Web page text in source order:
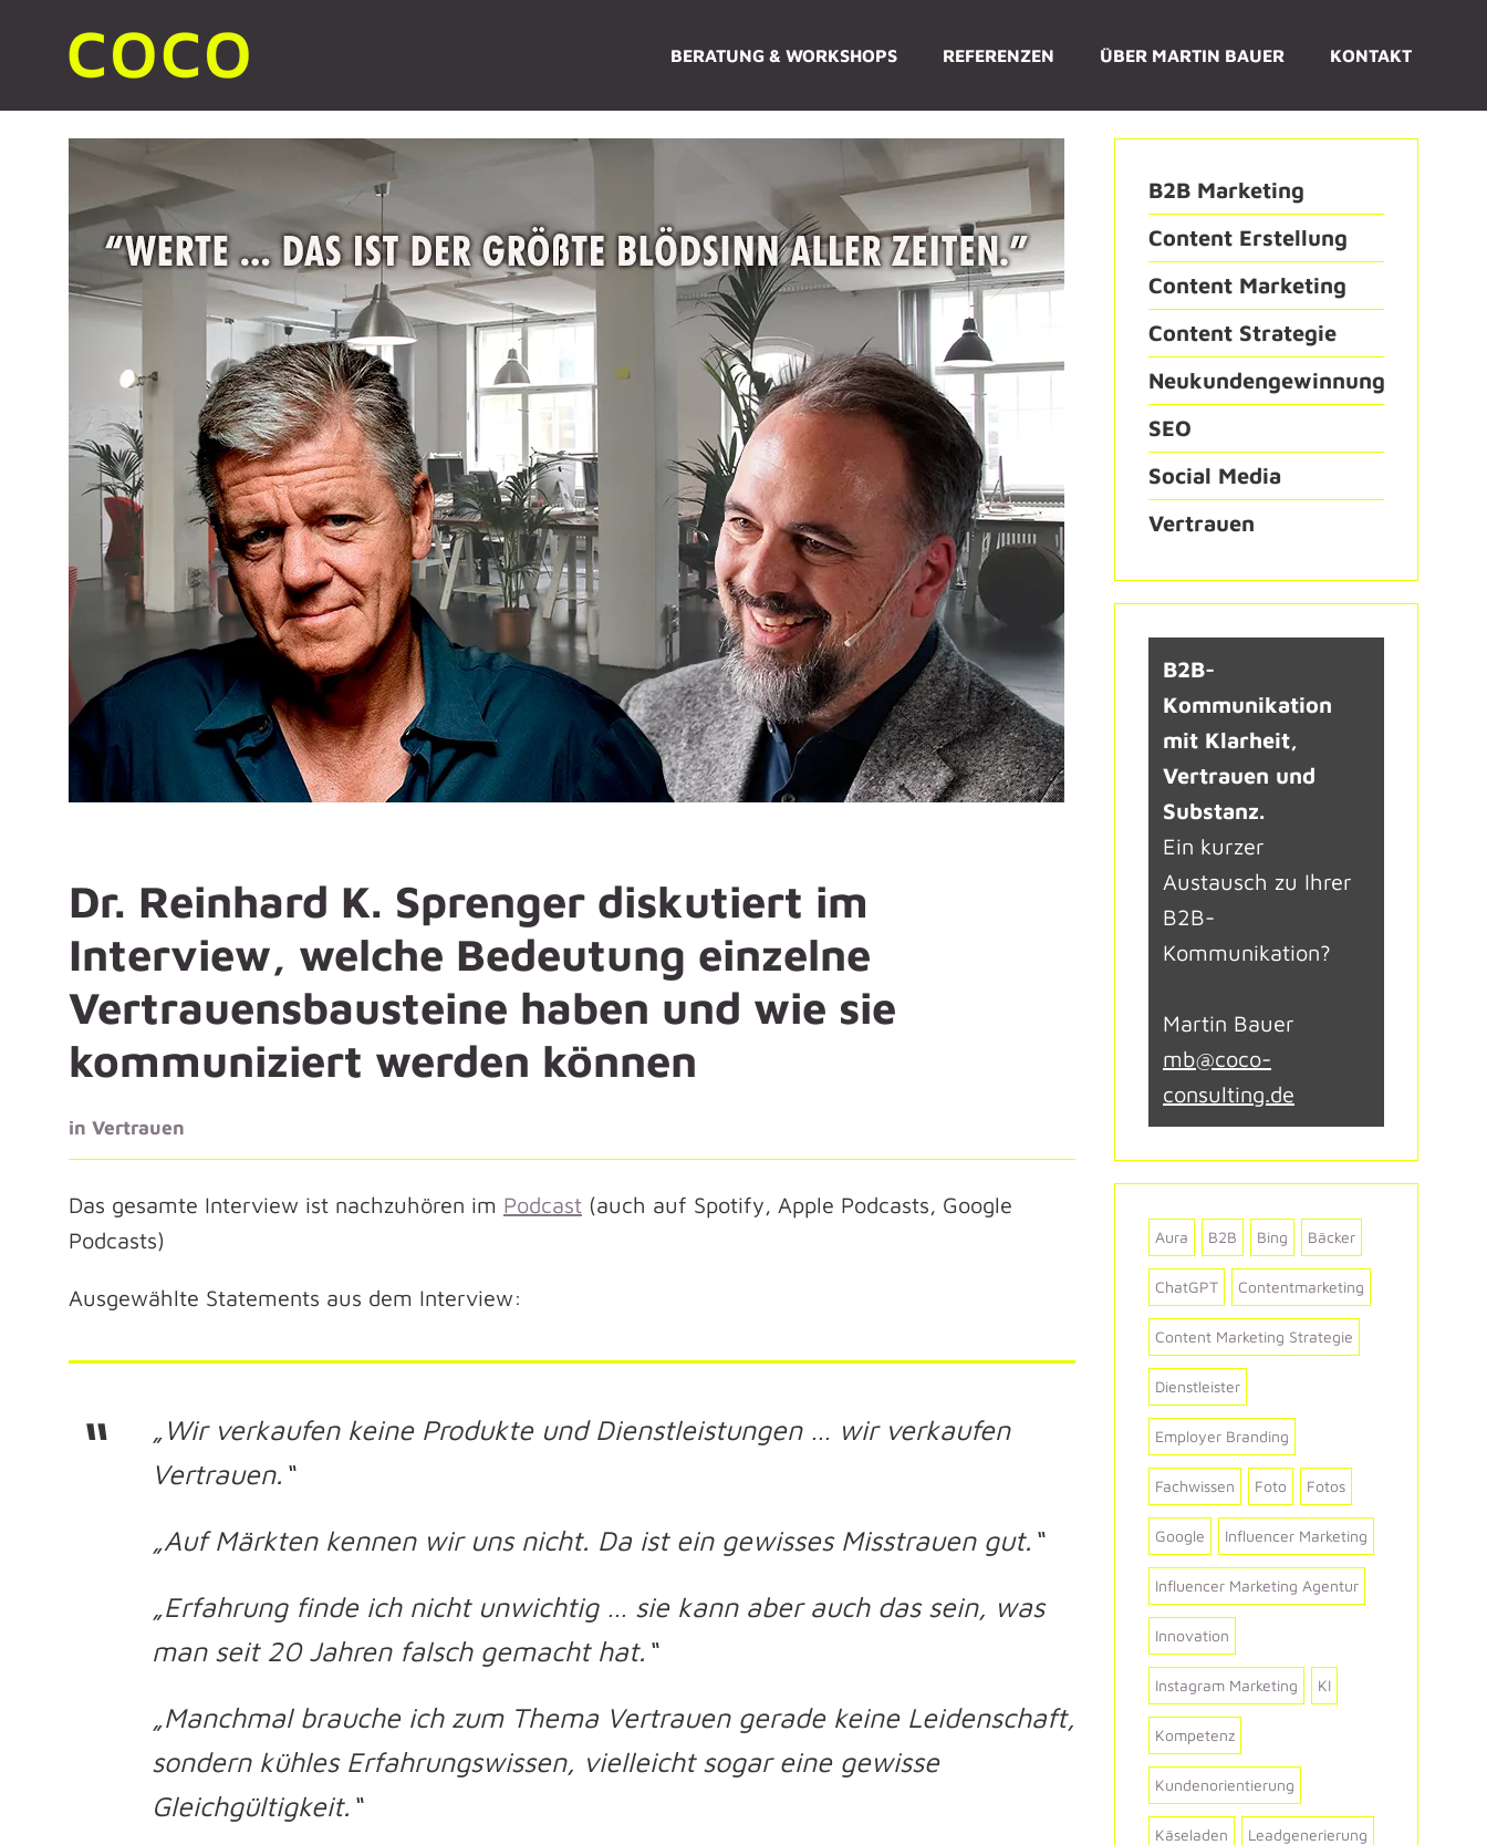
BERATUNG & WORKSHOPS REFERENZEN ÜBER MARTIN BAUER KONTAKT
Dr. Reinhard K. Sprenger diskutiert im
Interview, welche Bedeutung einzelne
Vertrauensbausteine haben und wie sie
kommuniziert werden können
in Vertrauen
Das gesamte Interview ist nachzuhören im Podcast (auch auf Spotify, Apple Podcasts, Google
Podcasts)
Ausgewählte Statements aus dem Interview:
„Wir verkaufen keine Produkte und Dienstleistungen … wir verkaufen
Vertrauen.“
„Auf Märkten kennen wir uns nicht. Da ist ein gewisses Misstrauen gut.“
„Erfahrung finde ich nicht unwichtig … sie kann aber auch das sein, was
man seit 20 Jahren falsch gemacht hat.“
„Manchmal brauche ich zum Thema Vertrauen gerade keine Leidenschaft,
sondern kühles Erfahrungswissen, vielleicht sogar eine gewisse
Gleichgültigkeit.“
B2B Marketing
Content Erstellung
Content Marketing
Content Strategie
Neukundengewinnung
SEO
Social Media
Vertrauen
B2B-
Kommunikation
mit Klarheit,
Vertrauen und
Substanz.
Ein kurzer
Austausch zu Ihrer
B2B-
Kommunikation?
Martin Bauer
mb@coco-
consulting.de
Aura B2B Bing Bäcker
ChatGPT Contentmarketing
Content Marketing Strategie
Dienstleister
Employer Branding
Fachwissen Foto Fotos
Google Influencer Marketing
Influencer Marketing Agentur
Innovation
Instagram Marketing KI
Kompetenz
Kundenorientierung
Käseladen Leadgenerierung